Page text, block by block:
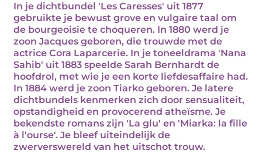
In je dichtbundel 'Les Caresses' uit 1877
gebruikte je bewust grove en vulgaire taal om
de bourgeoisie te choqueren. In 1880 werd je
zoon Jacques geboren, die trouwde met de
actrice Cora Laparcerie. In je toneeldrama 'Nana
Sahib' uit 1883 speelde Sarah Bernhardt de
hoofdrol, met wie je een korte liefdesaffaire had.
In 1884 werd je zoon Tiarko geboren. Je latere
dichtbundels kenmerken zich door sensualiteit,
opstandigheid en provocerend atheïsme. Je
bekendste romans zijn 'La glu' en 'Miarka: la fille
à l'ourse'. Je bleef uiteindelijk de
zwerverswereld van het uitschot trouw.